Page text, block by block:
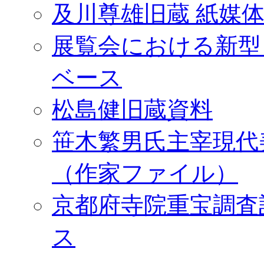
及川尊雄旧蔵 紙媒
展覧会における新
ベース
松島健旧蔵資料
笹木繁男氏主宰現
（作家ファイル）
京都府寺院重宝調
ス